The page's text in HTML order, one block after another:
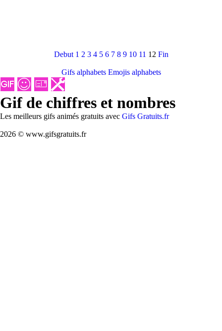
Debut 1 2 3 4 5 6 7 8 9 10 11 12 Fin
Gifs alphabets Emojis alphabets
Gif de chiffres et nombres
Les meilleurs gifs animés gratuits avec Gifs Gratuits.fr
2026 © www.gifsgratuits.fr